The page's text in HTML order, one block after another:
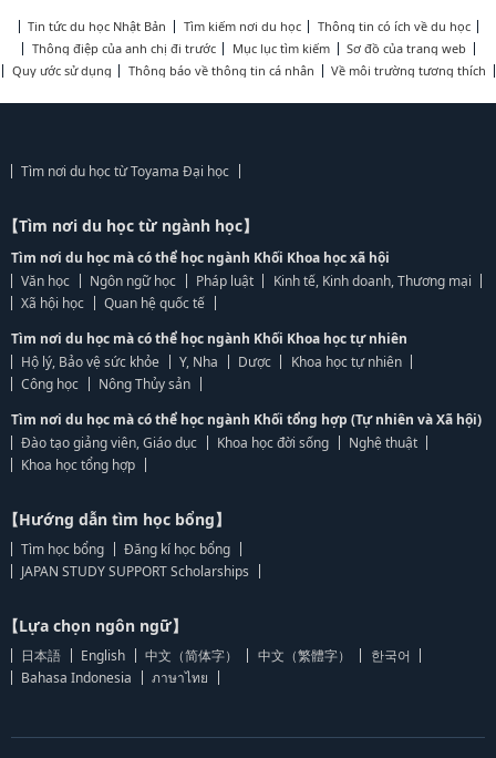
Tin tức du học Nhật Bản Tìm kiếm nơi du học
Thông tin có ích về du học
Thông điệp của anh chị đi trước
Mục lục tìm kiếm
Sơ đồ của trang web
Quy ước sử dụng
Thông báo về thông tin cá nhân Về môi trường tương thích
Tìm nơi du học từ Toyama Đại học
【Tìm nơi du học từ ngành học】
Tìm nơi du học mà có thể học ngành Khối Khoa học xã hội
Văn học
Ngôn ngữ học Pháp luật
Kinh tế, Kinh doanh, Thương mại
Xã hội học
Quan hệ quốc tế
Tìm nơi du học mà có thể học ngành Khối Khoa học tự nhiên
Hộ lý, Bảo vệ sức khỏe
Y, Nha Dược
Khoa học tự nhiên
Công học
Nông Thủy sản
Tìm nơi du học mà có thể học ngành Khối tổng hợp (Tự nhiên và Xã hội)
Đào tạo giảng viên, Giáo dục
Khoa học đời sống
Nghệ thuật
Khoa học tổng hợp
【Hướng dẫn tìm học bổng】
Tìm học bổng
Đăng kí học bổng
JAPAN STUDY SUPPORT Scholarships
【Lựa chọn ngôn ngữ】
日本語 English 中文（简体字） 中文（繁體字）
한국어
Bahasa Indonesia
ภาษาไทย